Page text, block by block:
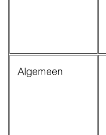
Algemeen